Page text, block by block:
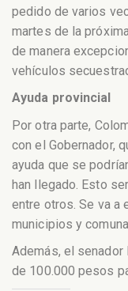
pedido de varios
martes de la
de manera
vehículos
Ayuda provincial
Por otra parte,
con el Gobernador,
ayuda que se
han llegado. Esto
entre otros. Se va a
municipios y
Además, el
de 100.000 pesos